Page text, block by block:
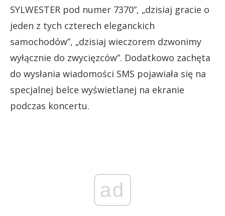
SYLWESTER pod numer 7370”, „dzisiaj gracie o
jeden z tych czterech eleganckich
samochodów”, „dzisiaj wieczorem dzwonimy
wyłącznie do zwycięzców”. Dodatkowo zachęta
do wysłania wiadomości SMS pojawiała się na
specjalnej belce wyświetlanej na ekranie
podczas koncertu.
ad